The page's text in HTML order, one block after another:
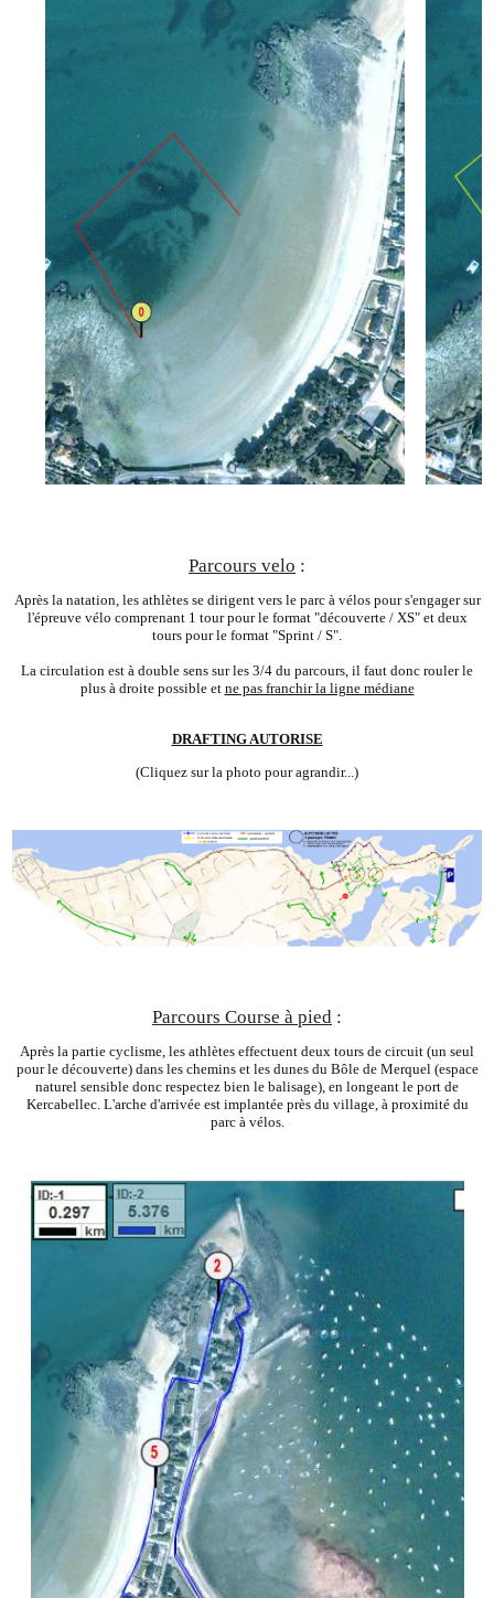
Parcours velo :
Après la natation, les athlètes se dirigent vers le parc à vélos pour s'engager sur
l'épreuve vélo comprenant 1 tour pour le format "découverte / XS" et deux
tours pour le format "Sprint / S".
La circulation est à double sens sur les 3/4 du parcours, il faut donc rouler le
plus à droite possible et ne pas franchir la ligne médiane
DRAFTING AUTORISE
(Cliquez sur la photo pour agrandir...)
Parcours Course à pied :
Après la partie cyclisme, les athlètes effectuent deux tours de circuit (un seul
pour le découverte) dans les chemins et les dunes du Bôle de Merquel (espace
naturel sensible donc respectez bien le balisage), en longeant le port de
Kercabellec. L'arche d'arrivée est implantée près du village, à proximité du
parc à vélos.